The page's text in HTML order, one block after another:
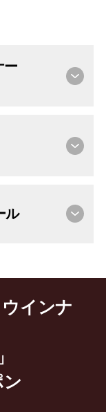
ー
ル
ウインナ
ン